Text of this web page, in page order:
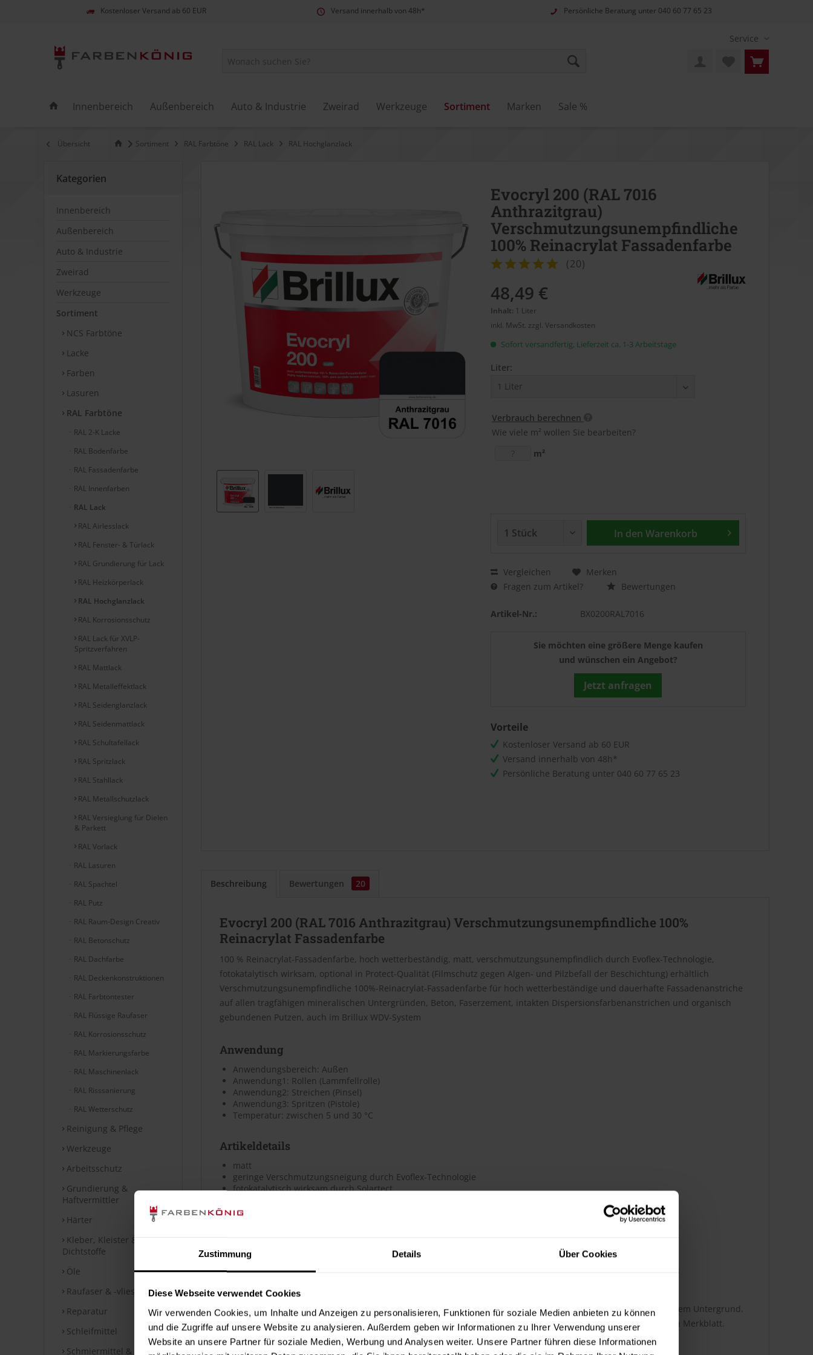
Zustimmung Details Über Cookies
Diese Webseite verwendet Cookies
Wir verwenden Cookies, um Inhalte und Anzeigen zu personalisieren, Funktionen für soziale Medien anbieten zu können
und die Zugriffe auf unsere Website zu analysieren. Außerdem geben wir Informationen zu Ihrer Verwendung unserer
Website an unsere Partner für soziale Medien, Werbung und Analysen weiter. Unsere Partner führen diese Informationen
Kostenloser Versand ab 60 EUR Versand innerhalb von 48h* Persönliche Beratung unter 040 60 77 65 23
Service
Innenbereich Außenbereich Auto & Industrie Zweirad Werkzeuge Sortiment Marken Sale %
Übersicht Sortiment RAL Farbtöne RAL Lack RAL Hochglanzlack
Kategorien
Innenbereich
Außenbereich
Auto & Industrie
Zweirad
Werkzeuge
Sortiment
NCS Farbtöne
Lacke
Farben
Lasuren
RAL Farbtöne
RAL 2-K Lacke
RAL Bodenfarbe
RAL Fassadenfarbe
RAL Innenfarben
RAL Lack
RAL Airlesslack
RAL Fenster- & Türlack
RAL Grundierung für Lack
RAL Heizkörperlack
RAL Hochglanzlack
RAL Korrosionsschutz
RAL Lack für XVLP-
Spritzverfahren
RAL Mattlack
RAL Metalleffektlack
RAL Seidenglanzlack
RAL Seidenmattlack
RAL Schultafellack
RAL Spritzlack
RAL Stahllack
RAL Metallschutzlack
RAL Versieglung für Dielen
& Parkett
RAL Vorlack
RAL Lasuren
RAL Spachtel
RAL Putz
RAL Raum-Design Creativ
RAL Betonschutz
RAL Dachfarbe
RAL Deckenkonstruktionen
RAL Farbtontester
RAL Flüssige Raufaser
RAL Korrosionsschutz
RAL Markierungsfarbe
RAL Maschinenlack
RAL Risssanierung
RAL Wetterschutz
Reinigung & Pflege
Werkzeuge
Arbeitsschutz
Grundierung &
Haftvermittler
Härter
Kleber, Kleister &
Dichtstoffe
Öle
Raufaser & -vlies
Reparatur
Schleifmittel
Schmiermittel & Fette
Evocryl 200 (RAL 7016
Anthrazitgrau)
Verschmutzungsunempfindliche
100% Reinacrylat Fassadenfarbe
(20)
48,49 €
Inhalt: 1 Liter
inkl. MwSt. zzgl. Versandkosten
Sofort versandfertig, Lieferzeit ca. 1-3 Arbeitstage
Liter:
Verbrauch berechnen
Wie viele m² wollen Sie bearbeiten?
m²
In den Warenkorb
Vergleichen
Merken
Fragen zum Artikel?
Bewertungen
Artikel-Nr.: BX0200RAL7016
Sie möchten eine größere Menge kaufen
und wünschen ein Angebot?
Jetzt anfragen
Vorteile
Kostenloser Versand ab 60 EUR
Versand innerhalb von 48h*
Persönliche Beratung unter 040 60 77 65 23
Beschreibung Bewertungen 20
Evocryl 200 (RAL 7016 Anthrazitgrau) Verschmutzungsunempfindliche 100%
Reinacrylat Fassadenfarbe
100 % Reinacrylat-Fassadenfarbe, hoch wetterbeständig, matt, verschmutzungsunempfindlich durch Evoflex-Technologie,
fotokatalytisch wirksam, optional in Protect-Qualität (Filmschutz gegen Algen- und Pilzbefall der Beschichtung) erhältlich
Verschmutzungsunempfindliche 100%-Reinacrylat-Fassadenfarbe für hoch wetterbeständige und dauerhafte Fassadenanstriche
auf allen tragfähigen mineralischen Untergründen, Beton, Faserzement, intakten Dispersionsfarbenanstrichen und organisch
gebundenen Putzen, auch im Brillux WDV-System
Anwendung
Anwendungsbereich: Außen
Anwendung1: Rollen (Lammfellrolle)
Anwendung2: Streichen (Pinsel)
Anwendung3: Spritzen (Pistole)
Temperatur: zwischen 5 und 30 °C
Artikeldetails
matt
geringe Verschmutzungsneigung durch Evoflex-Technologie
fotokatalytisch wirksam durch Solartect
optional in Protect-Qualität (Filmschutz gegen Algen- und Pilzbefall der Beschichtung) erhältlich
wasserdampfdiffusionsfähig
Verbrauch
Die Reichweite beträgt laut Hersteller ca. 6 m²/Liter. Der Verbrauch ist dabei abhängig von der Auftragsart und dem Untergrund.
Bei diesen Verbrauchszahlen handelt es sich um Richtwerte. Weitere Infos entnehmen Sie bitte dem technischen Merkblatt.